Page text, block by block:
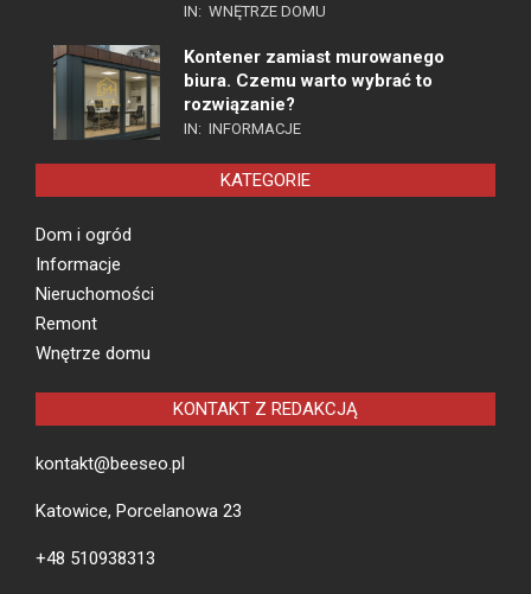
IN: WNĘTRZE DOMU
Kontener zamiast murowanego
biura. Czemu warto wybrać to
rozwiązanie?
IN: INFORMACJE
KATEGORIE
Dom i ogród
Informacje
Nieruchomości
Remont
Wnętrze domu
KONTAKT Z REDAKCJĄ
kontakt@beeseo.pl
Katowice, Porcelanowa 23
+48 510938313